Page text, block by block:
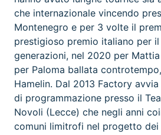
che internazionale vincendo
Montenegro e per 3 volte il
prestigioso premio italiano per
generazioni, nel 2020 per
per Paloma ballata
Hamelin. Dal 2013 Factory avvia
di programmazione presso il
Novoli (Lecce) che negli anni
comuni limitrofi nel progetto dei